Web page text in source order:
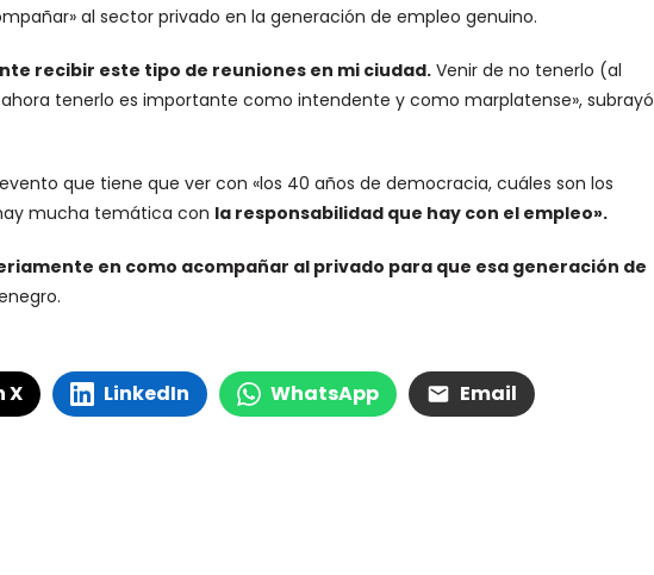
al sector privado en la generación de empleo genuino.
recibir este tipo de reuniones en mi ciudad.Venir de no tenerlo (al
tenerlo es importante como intendente y como marplatense», subrayó
que tiene que ver con «los 40 años de democracia, cuáles son los
mucha temática con la responsabilidad que hay con el empleo».
en como acompañar al privado para que esa generación de
X LinkedIn WhatsApp Email